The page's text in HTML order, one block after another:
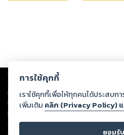
Copyright © 2026
ต่อผลงานหรือเนื้อหาใดที่อัปโหลดผ่านเว็บไซ
ทรัพย์สินทางปัญญาของบุคคลอื่นหรือขัดต่อ
ทุกท่านโปรดใช้วิจารณญาณในการกลั่นกรอ
หนึ่งส่วนใดขัดต่อกฎหมายและศีลธรรม กรุณ
ดำเนินการในทันที ทั้งนี้ ทางสตอรี่ล็อกขอ
การใช้คุกกี้
เราใช้คุกกี้เพื่อให้ทุกคนได้ประสบ
เพิ่มเติม คลิก (Privacy Policy)
ยอมรับ